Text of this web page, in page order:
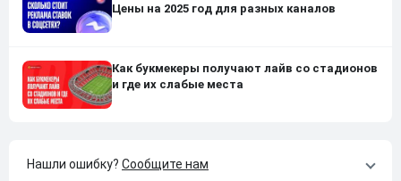
Цены на 2025 год для разных каналов
Как букмекеры получают лайв со стадионов
и где их слабые места
Нашли ошибку? Сообщите нам